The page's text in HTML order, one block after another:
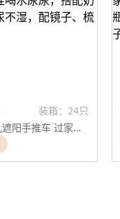
装箱：24只
14公仔+婴儿遮阳手推车 过家家玩具（娃娃喝水尿尿，搭配奶瓶，马桶和尿不湿，配镜子、梳子）